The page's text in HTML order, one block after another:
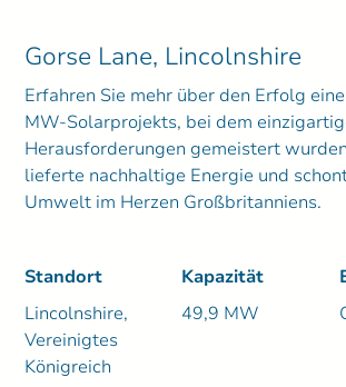
Gorse Lane, Lincolnshire
Erfahren Sie mehr über den Erfolg
MW-Solarprojekts, bei dem
Herausforderungen gemeistert
lieferte nachhaltige Energie und
Umwelt im Herzen Großbritanniens.
Standort
Lincolnshire,
Vereinigtes
Königreich
Kapazität
49,9 MW